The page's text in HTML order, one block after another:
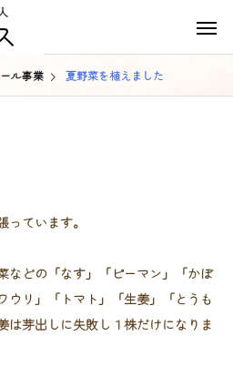
ル事業 夏野菜を植えました
ています。
などの「なす」「ピーマン」「かぼ
ウリ」「トマト」「生姜」「とうも
は芽出しに失敗し１株だけになりま